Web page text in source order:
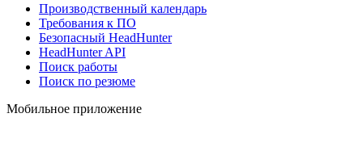
Производственный календарь
Требования к ПО
Безопасный HeadHunter
HeadHunter API
Поиск работы
Поиск по резюме
Мобильное приложение